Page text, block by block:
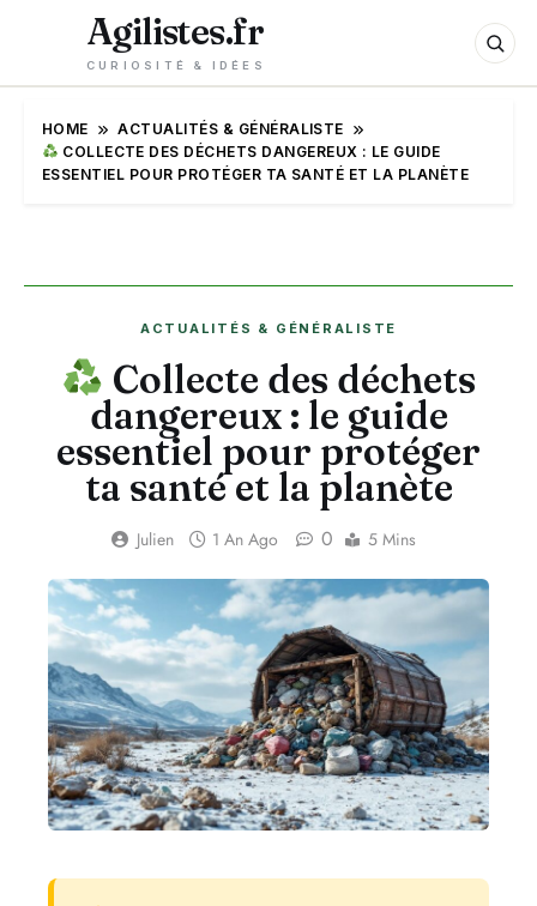
Agilistes.fr
CURIOSITÉ & IDÉES
HOME
ACTUALITÉS & GÉNÉRALISTE
COLLECTE DES DÉCHETS DANGEREUX : LE GUIDE
ESSENTIEL POUR PROTÉGER TA SANTÉ ET LA PLANÈTE
ACTUALITÉS & GÉNÉRALISTE
Collecte des déchets
dangereux : le guide
essentiel pour protéger
ta santé et la planète
Julien 1 An Ago 0 5 Mins